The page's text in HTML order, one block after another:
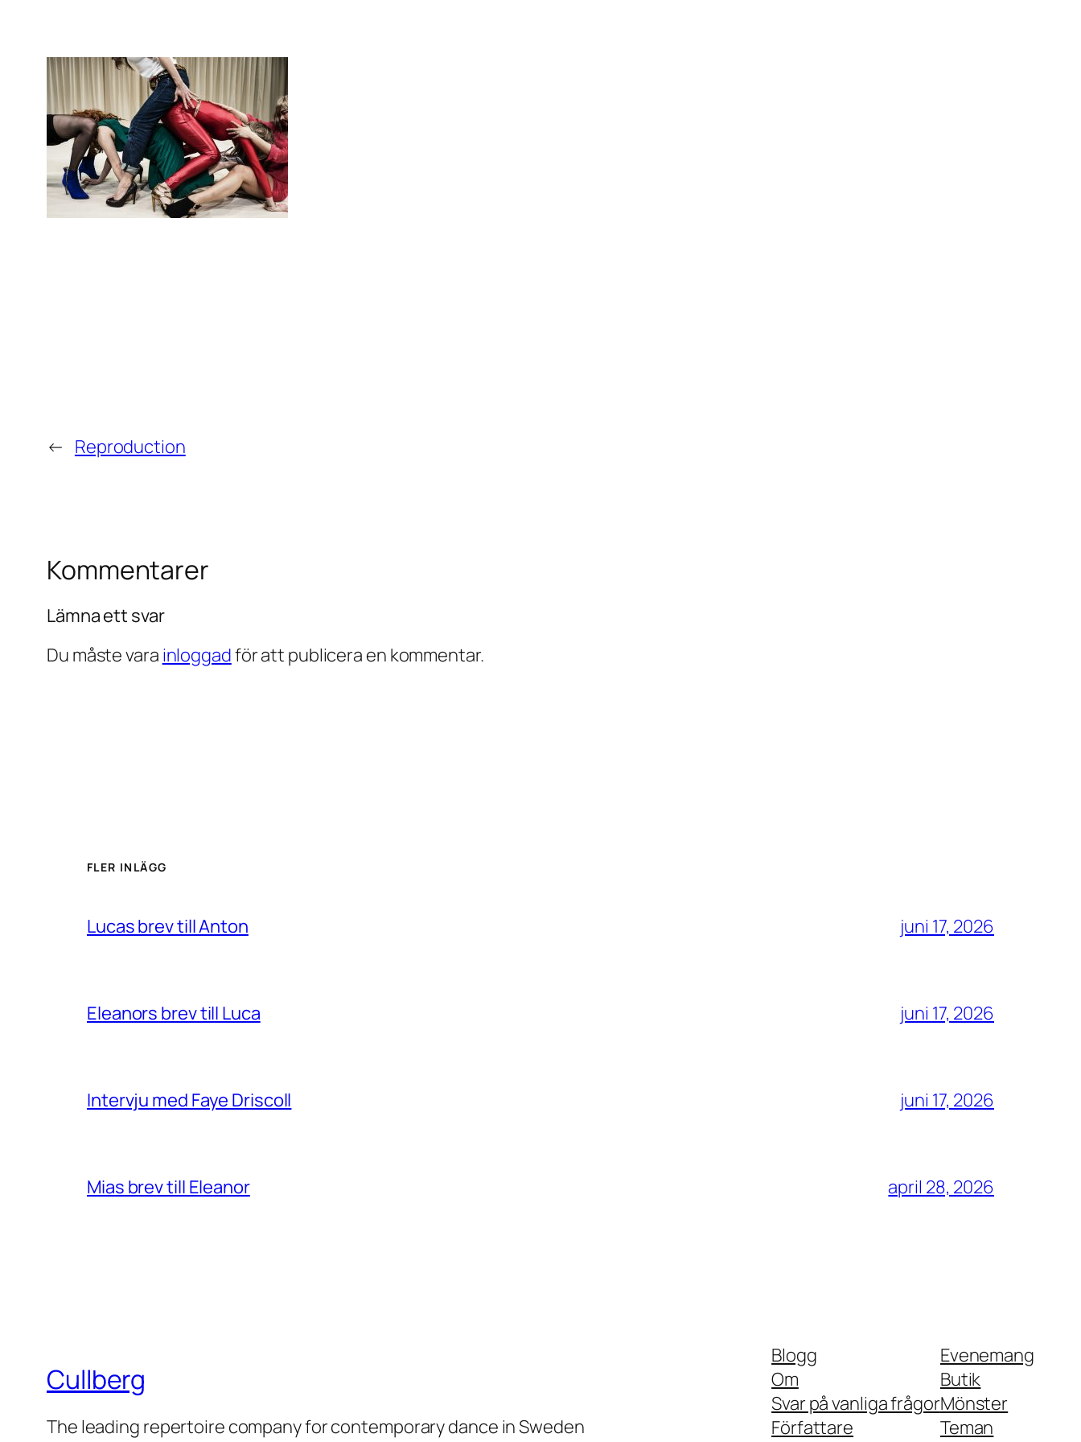
← Reproduction
Kommentarer
Lämna ett svar
Du måste vara inloggadför att publicera en kommentar.
FLER INLÄGG
Lucas brev till Anton juni 17, 2026
Eleanors brev till Luca juni 17, 2026
Intervju med Faye Driscoll juni 17, 2026
Mias brev till Eleanor april 28, 2026
Cullberg
The leading repertoire company for contemporary dance in Sweden
Blogg
Om
Svar på vanliga frågor
Författare
Evenemang
Butik
Mönster
Teman